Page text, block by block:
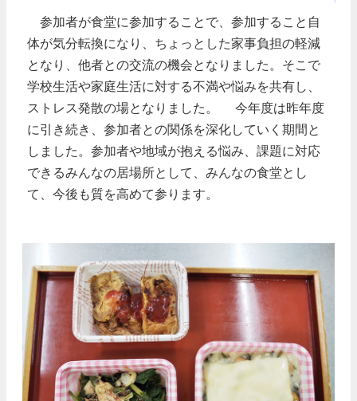
参加者が食堂に参加することで、参加すること自
体が気分転換になり、ちょっとした家事負担の軽減
となり、他者との交流の機会となりました。そこで
学校生活や家庭生活に対する不満や悩みを共有し、
ストレス発散の場となりました。 今年度は昨年度
に引き続き、参加者との関係を深化していく期間と
しました。参加者や地域が抱える悩み、課題に対応
できるみんなの居場所として、みんなの食堂とし
て、今後も質を高めて参ります。